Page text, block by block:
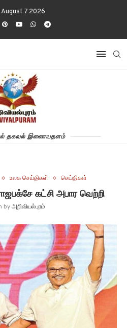
August 7 2026
தகவல் இணையதளம்
உலக செய்திகள் செய்திகள்
கட்சி அபார வெற்றி
byஅறிவியல்புரம்